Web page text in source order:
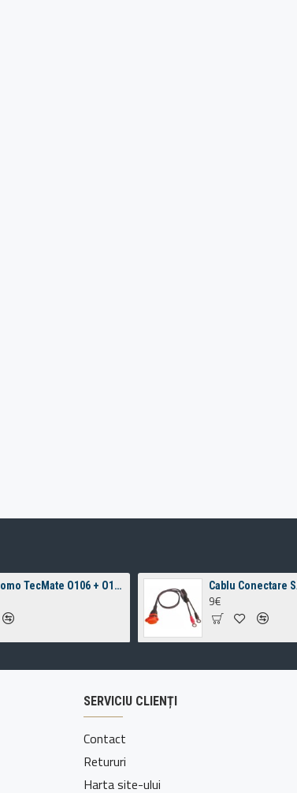
Pachet Promo TecMate O106 + O109 Cablu Conectare
9€
SERVICIU CLIENȚI
Contact
Retururi
Harta site-ului